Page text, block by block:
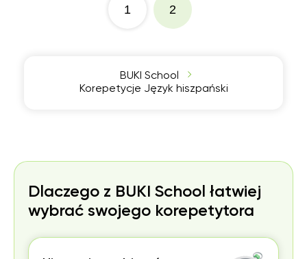
1 2
BUKI School
Korepetycje Język hiszpański
Dlaczego z BUKI School łatwiej
wybrać swojego korepetytora